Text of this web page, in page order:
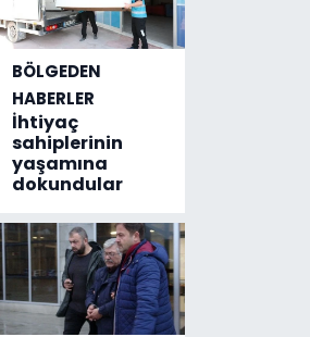
BÖLGEDEN
HABERLER
İhtiyaç
sahiplerinin
yaşamına
dokundular